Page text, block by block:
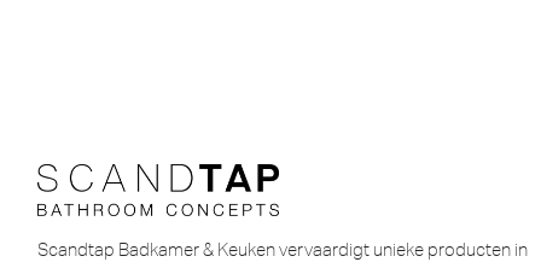
Scandtap Badkamer & Keuken vervaardigt unieke producten in